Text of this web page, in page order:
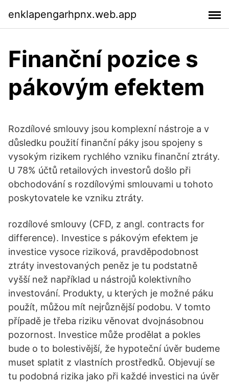
enklapengarhpnx.web.app
Finanční pozice s
pákovým efektem
Rozdílové smlouvy jsou komplexní nástroje a v
důsledku použití finanční páky jsou spojeny s
vysokým rizikem rychlého vzniku finanční ztráty.
U 78% účtů retailových investorů došlo při
obchodování s rozdílovými smlouvami u tohoto
poskytovatele ke vzniku ztráty.
rozdílové smlouvy (CFD, z angl. contracts for
difference). Investice s pákovým efektem je
investice vysoce riziková, pravděpodobnost
ztráty investovaných peněz je tu podstatně
vyšší než například u nástrojů kolektivního
investování. Produkty, u kterých je možné páku
použít, můžou mít nejrůznější podobu. V tomto
případě je třeba riziku věnovat dvojnásobnou
pozornost. Investice může prodělat a pokles
bude o to bolestivější, že hypoteční úvěr budeme
muset splatit z vlastních prostředků. Objevují se
tu podobná rizika jako při každé investici na úvěr